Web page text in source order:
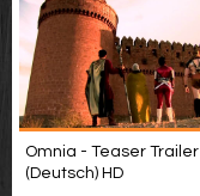
Omnia - Teaser Trailer
(Deutsch) HD